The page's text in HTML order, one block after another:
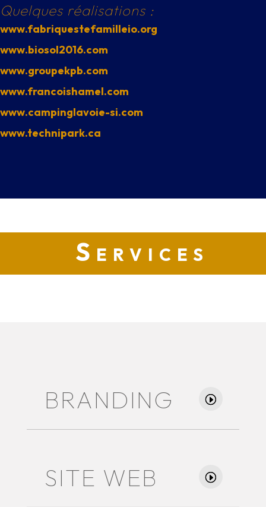
Quelques réalisations :
www.fabriquestefamilleio.org
www.biosol2016.com
www.groupekpb.com
www.francoishamel.com
www.campinglavoie-si.com
www.technipark.ca
Services
BRANDING
SITE WEB